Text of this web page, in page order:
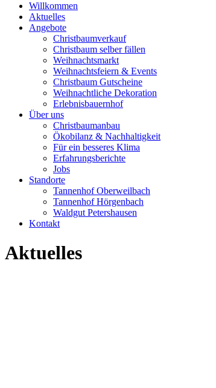
Willkommen
Aktuelles
Angebote
Christbaumverkauf
Christbaum selber fällen
Weihnachtsmarkt
Weihnachtsfeiern & Events
Christbaum Gutscheine
Weihnachtliche Dekoration
Erlebnisbauernhof
Über uns
Christbaumanbau
Ökobilanz & Nachhaltigkeit
Für ein besseres Klima
Erfahrungsberichte
Jobs
Standorte
Tannenhof Oberweilbach
Tannenhof Hörgenbach
Waldgut Petershausen
Kontakt
Aktuelles